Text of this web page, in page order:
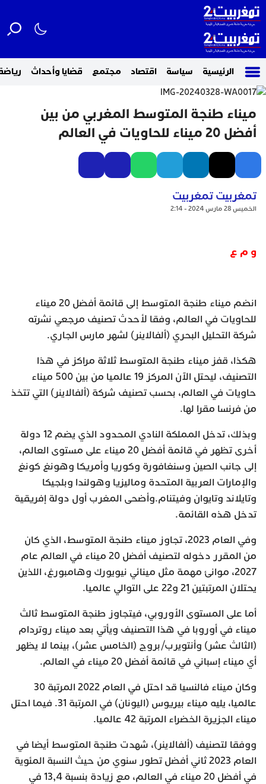
الرئيسية سياسة اقتصاد مجتمع قضايا وأحداث
ميناء طنجة المتوسط المغربي من بين
أفضل 20 ميناء للحاويات في العالم
تمغربيت تمغربيت
الخميس 28 مارس 2024 - 2:14
و م ع
انضم ميناء طنجة المتوسط إلى قائمة أفضل 20 ميناء
للحاويات في العالم، وفقا لأحدث تصنيف مرجعي نشرته
شركة التحليل البحري (ألفالاينر) لشهر مارس الجاري.
هكذا، قفز ميناء طنجة المتوسط ثلاثة مراكز في هذا
التصنيف، ليحتل الآن المركز 19 عالميا من بين 500 ميناء
حاويات في العالم، بحسب تصنيف شركة (ألفالاينر) التي تتخذ
من فرنسا مقرا لها.
وبذلك، تدخل المملكة النادي المحدود الذي يضم 12 دولة
أخرى تظهر في قائمة أفضل 20 ميناء على مستوى العالم،
إلى جانب الصين وسنغافورة وكوريا وأمريكا وهونغ كونغ
والإمارات العربية المتحدة وماليزيا وهولندا وبلجيكا
وتايلاند وتايوان وفيتنام.وأضحى المغرب أول دولة إفريقية
تدخل هذه القائمة.
وفي العام 2023، تجاوز ميناء طنجة المتوسط، الذي كان
من المقرر دخوله لتصنيف أفضل 20 ميناء في العالم عام
2027، موانئ مهمة مثل مينائي نيويورك وهامبورغ، اللذين
يحتلان المرتبتين 21 و22 على التوالي عالميا.
أما على المستوى الأوروبي، فيتجاوز طنجة المتوسط ثالث
ميناء في أوروبا في هذا التصنيف ويأتي بعد ميناء روتردام
(الثالث عشر) وأنتويرب/بروج (الخامس عشر)، بينما لا يظهر
أي ميناء إسباني في قائمة أفضل 20 ميناء في العالم.
وكان ميناء فالنسيا قد احتل في العام 2022 المرتبة 30
عالميا، يليه ميناء بيريوس (اليونان) في المرتبة 31. فيما احتل
ميناء الجزيرة الخضراء المرتبة 42 عالميا.
ووفقا لتصنيف (ألفالاينر)، شهدت طنجة المتوسط أيضا في
العام 2023 ثاني أفضل تطور سنوي من حيث النسبة المئوية
في أفضل 20 ميناء في العالم، مع زيادة بنسبة 13,4 في